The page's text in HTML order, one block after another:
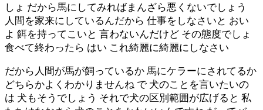
しょ だから馬にしてみればまんざら悪くないでしょう
人間を家来にしているんだから 仕事をしなさいと おい
よ 餌を持ってこいと 言わないんだけど その態度でしょ
食べて終わったら はい これ綺麗に綺麗にしなさい
だから人間が馬が飼っているか 馬にケラーにされてるか
どちらかよくわかりませんね で 犬のことを言いたいの
は 犬もそうでしょう それで犬の区別範囲が広げると 私